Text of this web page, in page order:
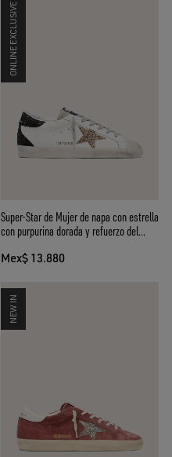
ONLINE EXCLUSIVE
Super-Star de Mujer de napa con estrella
con purpurina dorada y refuerzo del
Mex$ 13.880
NEW IN